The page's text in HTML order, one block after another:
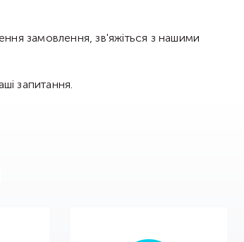
замовлення, зв'яжіться з нашими
запитання.